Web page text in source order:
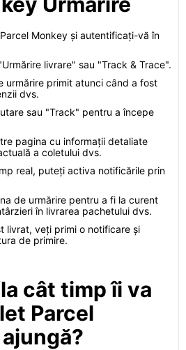
Monkey și autentificați-vă în
livrare" sau "Track & Trace".
urmărire primit atunci când a fost
dvs.
sau "Track" pentru a începe
pagina cu informații detaliate
a coletului dvs.
real, puteți activa notificările prin
de urmărire pentru a fi la curent
în livrarea pachetului dvs.
livrat, veți primi o notificare și
de primire.
cât timp îi va
Parcel